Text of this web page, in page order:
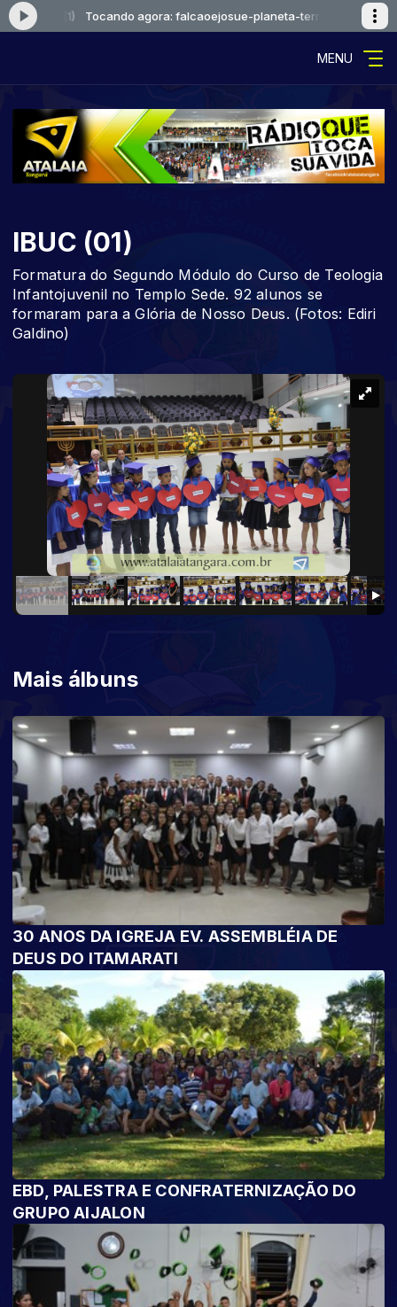
terra (1) Tocando agora: falcaoejosue-planeta-terra (1)
MENU
IBUC (01)
Formatura do Segundo Módulo do Curso de Teologia
Infantojuvenil no Templo Sede. 92 alunos se
formaram para a Glória de Nosso Deus. (Fotos: Ediri
Galdino)
Mais álbuns
30 ANOS DA IGREJA EV. ASSEMBLÉIA DE
DEUS DO ITAMARATI
EBD, PALESTRA E CONFRATERNIZAÇÃO DO
GRUPO AIJALON